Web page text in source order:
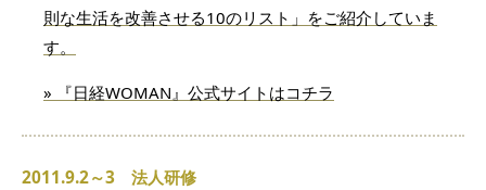
則な生活を改善させる10のリスト」をご紹介していま
す。
» 『日経WOMAN』公式サイトはコチラ
2011.9.2～3 法人研修